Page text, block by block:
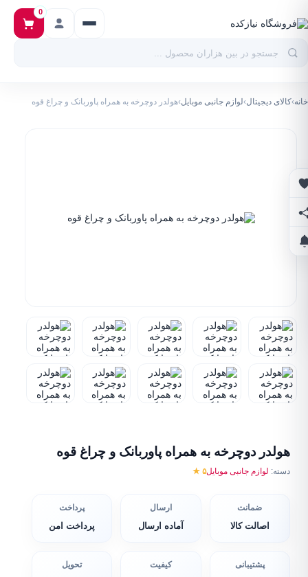
0
خانه›کالای دیجیتال›لوازم جانبی موبایل›هولدر دوچرخه به همراه پاوربانک و چراغ قوه
هولدر دوچرخه به همراه پاوربانک و چراغ قوه
دسته: لوازم جانبی موبایل۵ ★
ضمانت
اصالت کالا
ارسال
آماده ارسال
پرداخت
پرداخت امن
پشتیبانی کیفیت تحویل
علاقه‌مندی‌ها
اشتراک‌گذاری
اطلاع از تخفیف